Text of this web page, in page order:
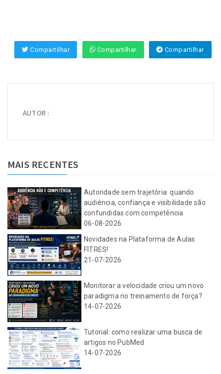
Compartilhar Compartilhar Compartilhar
AUTOR :
MAIS RECENTES
Autoridade sem trajetória: quando
audiência, confiança e visibilidade são
confundidas com competência
06-08-2026
Novidades na Plataforma de Aulas
FITRES!
21-07-2026
Monitorar a velocidade criou um novo
paradigma no treinamento de força?
14-07-2026
Tutorial: como realizar uma busca de
artigos no PubMed
14-07-2026